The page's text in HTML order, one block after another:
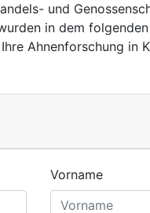
und
in dem
Ahnenforschung in
Vorname